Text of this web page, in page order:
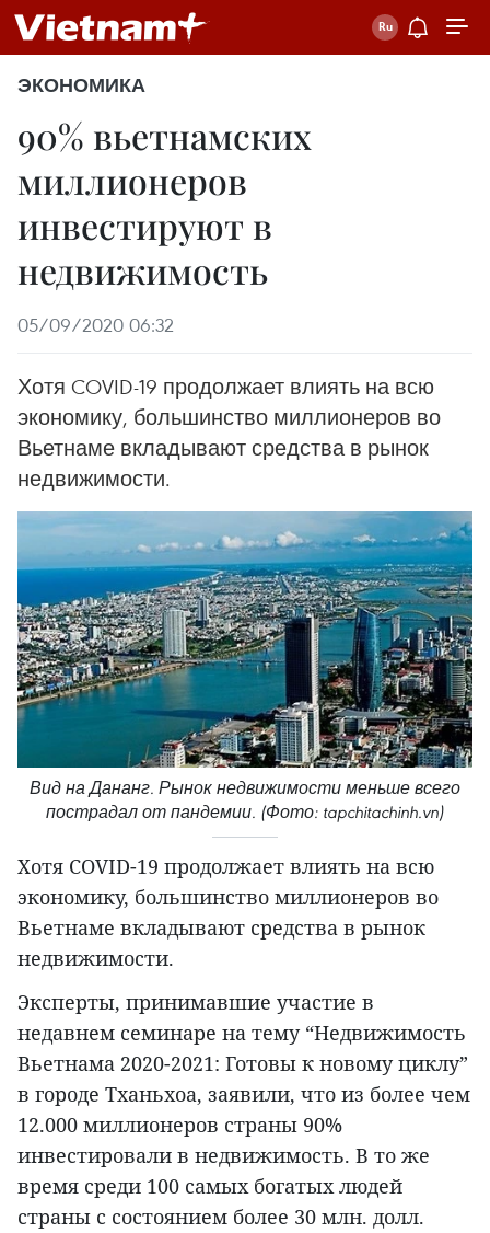
ЭКОНОМИКА
90% вьетнамских
миллионеров
инвестируют в
недвижимость
05/09/2020 06:32
Хотя COVID-19 продолжает влиять на всю
экономику, большинство миллионеров во
Вьетнаме вкладывают средства в рынок
недвижимости.
Вид на Дананг. Рынок недвижимости меньше всего
пострадал от пандемии. (Фото: tapchitachinh.vn)
Хотя COVID-19 продолжает влиять на всю
экономику, большинство миллионеров во
Вьетнаме вкладывают средства в рынок
недвижимости.
Эксперты, принимавшие участие в
недавнем семинаре на тему “Недвижимость
Вьетнама 2020-2021: Готовы к новому циклу”
в городе Тханьхоа, заявили, что из более чем
12.000 миллионеров страны 90%
инвестировали в недвижимость. В то же
время среди 100 самых богатых людей
страны с состоянием более 30 млн. долл.